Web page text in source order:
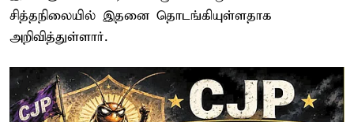
சித்தநிலையில் இதனை தொடங்கியுள்ளதாக
அறிவித்துள்ளார்.